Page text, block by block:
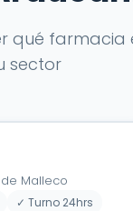
qué farmacia
sector
Malleco
✓ Turno 24hrs